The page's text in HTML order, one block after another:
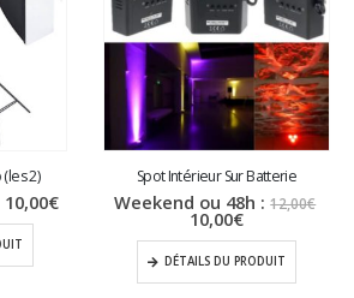
2)
10,00€
Spot Intérieur Sur Batterie
Weekend ou 48h :12,00€
10,00€Le
prix
actuel
est :
10,00€.
DÉTAILS DU PRODUIT